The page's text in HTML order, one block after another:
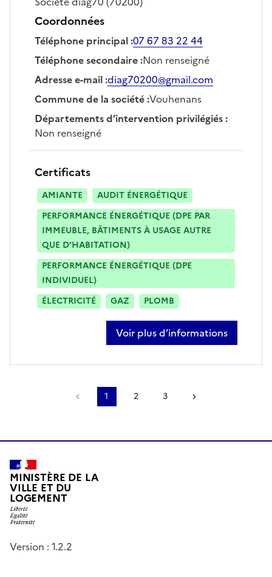
Coordonnées
Téléphone principal:07 67 83 22 44
Téléphone secondaire:Non renseigné
Adresse e-mail:diag70200@gmail.com
Commune de la société:Vouhenans
Départements d’intervention privilégiés:
Non renseigné
Certificats
AMIANTE
AUDIT ÉNERGÉTIQUE
PERFORMANCE ÉNERGÉTIQUE (DPE PAR
IMMEUBLE, BÂTIMENTS À USAGE AUTRE
QUE D’HABITATION)
PERFORMANCE ÉNERGÉTIQUE (DPE
INDIVIDUEL)
ÉLECTRICITÉ
GAZ PLOMB
Voir plus d’informations
sur sébastien viard
Page précédente
1 2 3
MINISTÈRE DE LA
VILLE ET DU
LOGEMENT
Version : 1.2.2